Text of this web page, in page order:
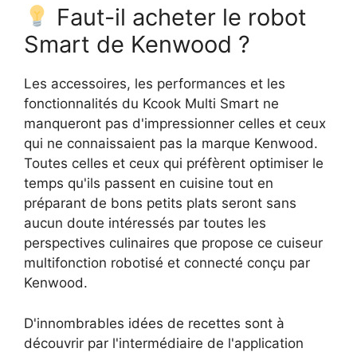
Faut-il acheter le robot
Smart de Kenwood ?
Les accessoires, les performances et les
fonctionnalités du Kcook Multi Smart ne
manqueront pas d'impressionner celles et ceux
qui ne connaissaient pas la marque Kenwood.
Toutes celles et ceux qui préfèrent optimiser le
temps qu'ils passent en cuisine tout en
préparant de bons petits plats seront sans
aucun doute intéressés par toutes les
perspectives culinaires que propose ce cuiseur
multifonction robotisé et connecté conçu par
Kenwood.
D'innombrables idées de recettes sont à
découvrir par l'intermédiaire de l'application